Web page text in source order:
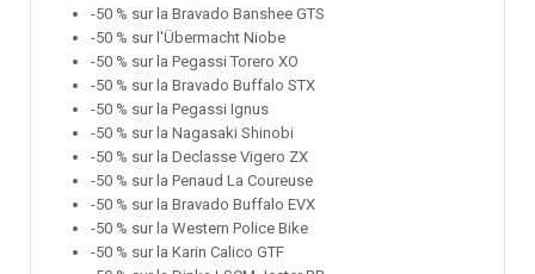
-50 % sur la Bravado Banshee GTS
-50 % sur l'Übermacht Niobe
-50 % sur la Pegassi Torero XO
-50 % sur la Bravado Buffalo STX
-50 % sur la Pegassi Ignus
-50 % sur la Nagasaki Shinobi
-50 % sur la Declasse Vigero ZX
-50 % sur la Penaud La Coureuse
-50 % sur la Bravado Buffalo EVX
-50 % sur la Western Police Bike
-50 % sur la Karin Calico GTF